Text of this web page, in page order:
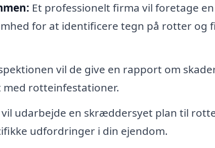
Et professionelt firma vil foretage
for at identificere tegn på rotter og
vil de give en rapport om
rotteinfestationer.
vil udarbejde en skræddersyet plan til
udfordringer i din ejendom.